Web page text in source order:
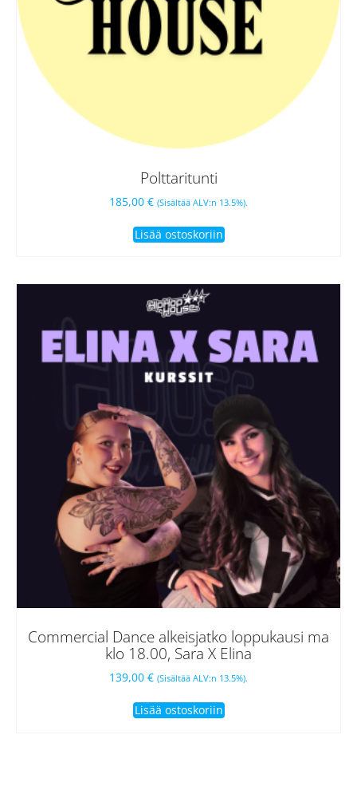
Polttaritunti
185,00 € (Sisältää ALV:n 13.5%).
Lisää ostoskoriin
Commercial Dance alkeisjatko loppukausi ma
klo 18.00, Sara X Elina
139,00 € (Sisältää ALV:n 13.5%).
Lisää ostoskoriin